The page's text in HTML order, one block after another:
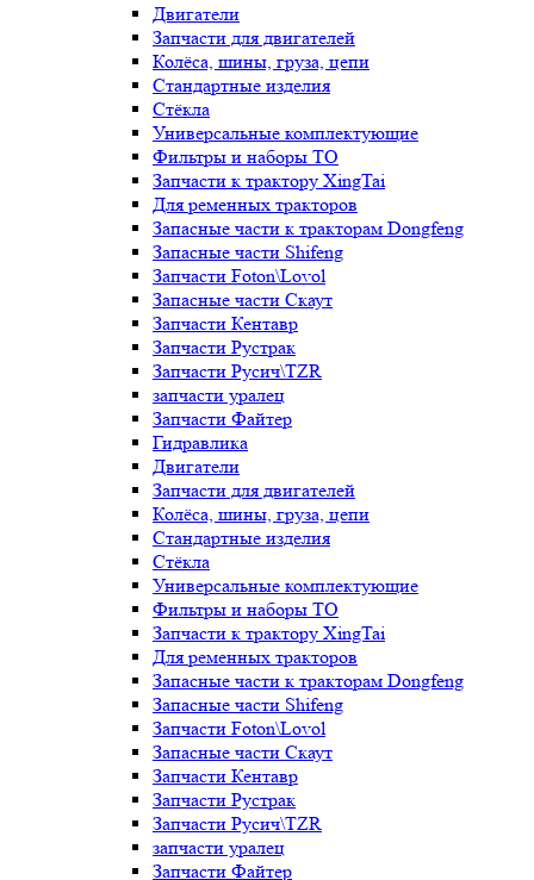
Двигатели
Запчасти для двигателей
Колёса, шины, груза, цепи
Стандартные изделия
Стёкла
Универсальные комплектующие
Фильтры и наборы ТО
Запчасти к трактору XingTai
Для ременных тракторов
Запасные части к тракторам Dongfeng
Запасные части Shifeng
Запчасти Foton\Lovol
Запасные части Скаут
Запчасти Кентавр
Запчасти Рустрак
Запчасти Русич\TZR
запчасти уралец
Запчасти Файтер
Гидравлика
Двигатели
Запчасти для двигателей
Колёса, шины, груза, цепи
Стандартные изделия
Стёкла
Универсальные комплектующие
Фильтры и наборы ТО
Запчасти к трактору XingTai
Для ременных тракторов
Запасные части к тракторам Dongfeng
Запасные части Shifeng
Запчасти Foton\Lovol
Запасные части Скаут
Запчасти Кентавр
Запчасти Рустрак
Запчасти Русич\TZR
запчасти уралец
Запчасти Файтер